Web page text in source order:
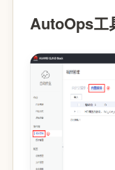
AutoOps工